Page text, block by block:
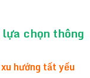
chọn thông
hướng tất yếu